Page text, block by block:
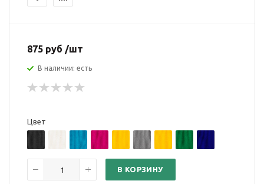
875 руб /шт
В наличии: есть
Цвет
В КОРЗИНУ